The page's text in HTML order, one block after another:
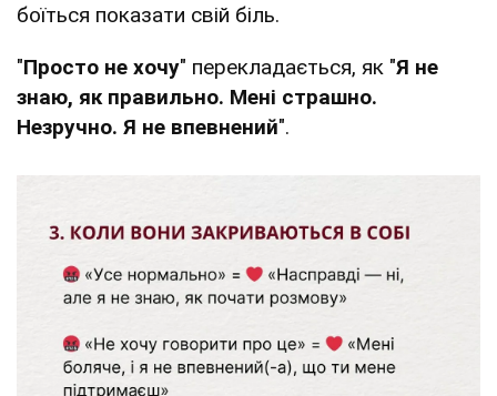
боїться показати свій біль.
"Просто не хочу" перекладається, як "Я не
знаю, як правильно. Мені страшно.
Незручно. Я не впевнений".